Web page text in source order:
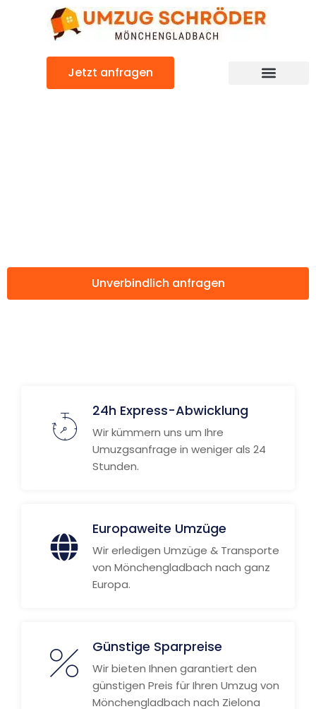
Jetzt anfragen
Unverbindlich anfragen
24h Express-Abwicklung
Wir kümmern uns um Ihre
Umuzgsanfrage in weniger als 24
Stunden.
Europaweite Umzüge
Wir erledigen Umzüge & Transporte
von Mönchengladbach nach ganz
Europa.
Günstige Sparpreise
Wir bieten Ihnen garantiert den
günstigen Preis für Ihren Umzug von
Mönchengladbach nach Zielona